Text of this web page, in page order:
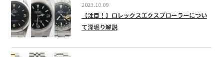
2023.10.09
【注目！】ロレックスエクスプローラーについ
て深堀り解説